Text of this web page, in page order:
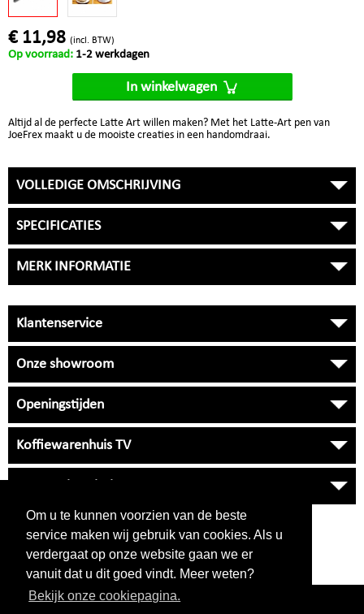
Om u te kunnen voorzien van de beste
service maken wij gebruik van cookies. Als u
verdergaat op onze website gaan we er
vanuit dat u dit goed vindt. Meer weten?
Bekijk onze cookiepagina.
€ 11,98 (incl. BTW)
Op voorraad: 1-2 werkdagen
In winkelwagen
Altijd al de perfecte Latte Art willen maken? Met het Latte-Art pen van
JoeFrex maakt u de mooiste creaties in een handomdraai.
VOLLEDIGE OMSCHRIJVING
SPECIFICATIES
MERK INFORMATIE
Klantenservice
Onze showroom
Openingstijden
Koffiewarenhuis TV
VRAGEN?
038 33 34 530
klantenservice NIET BEREIKBAAR